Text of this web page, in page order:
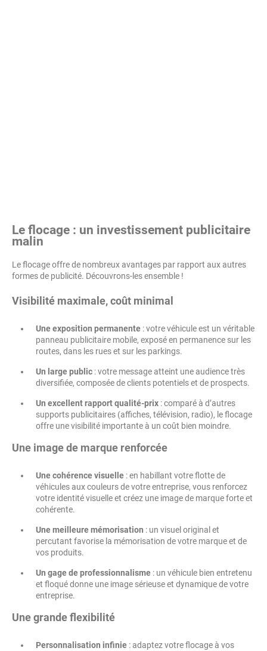
Le flocage : un investissement publicitaire
malin
Le flocage offre de nombreux avantages par rapport aux autres
formes de publicité. Découvrons-les ensemble !
Visibilité maximale, coût minimal
Une exposition permanente : votre véhicule est un véritable
panneau publicitaire mobile, exposé en permanence sur les
routes, dans les rues et sur les parkings.
Un large public : votre message atteint une audience très
diversifiée, composée de clients potentiels et de prospects.
Un excellent rapport qualité-prix : comparé à d’autres
supports publicitaires (affiches, télévision, radio), le flocage
offre une visibilité importante à un coût bien moindre.
Une image de marque renforcée
Une cohérence visuelle : en habillant votre flotte de
véhicules aux couleurs de votre entreprise, vous renforcez
votre identité visuelle et créez une image de marque forte et
cohérente.
Une meilleure mémorisation : un visuel original et
percutant favorise la mémorisation de votre marque et de
vos produits.
Un gage de professionnalisme : un véhicule bien entretenu
et floqué donne une image sérieuse et dynamique de votre
entreprise.
Une grande flexibilité
Personnalisation infinie : adaptez votre flocage à vos